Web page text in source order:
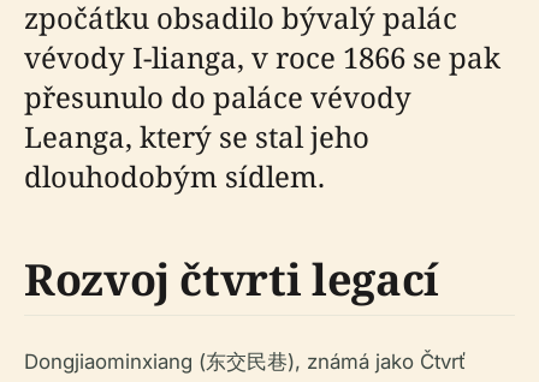
zpočátku obsadilo bývalý palác
vévody I-lianga, v roce 1866 se pak
přesunulo do paláce vévody
Leanga, který se stal jeho
dlouhodobým sídlem.
Rozvoj čtvrti legací
Dongjiaominxiang (东交民巷), známá jako Čtvrť